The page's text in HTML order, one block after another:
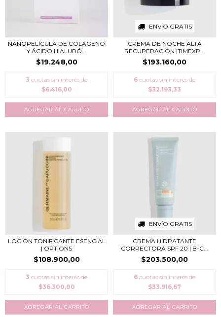
NANOPELÍCULA DE COLÁGENO
Y ÁCIDO HIALURÓ...
$19.248,00
3 cuotas sin interés de
$6.416,00
ENVÍO GRATIS
CREMA DE NOCHE ALTA
RECUPERACIÓN |TIMEXP...
$193.160,00
6 cuotas sin interés de
$32.193,33
LOCIÓN TONIFICANTE ESENCIAL
| OPTIONS
$108.900,00
3 cuotas sin interés de
$36.300,00
ENVÍO GRATIS
CREMA HIDRATANTE
CORRECTORA SPF 20 | B-C...
$203.500,00
6 cuotas sin interés de
$33.916,67